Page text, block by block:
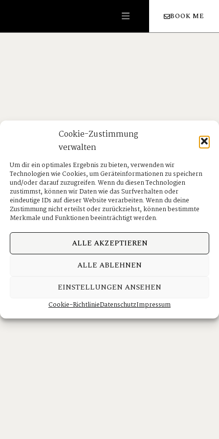
Cookie-Zustimmung
verwalten
Um dir ein optimales Ergebnis zu bieten, verwenden wir
Technologien wie Cookies, um Geräteinformationen zu speichern
und/oder darauf zuzugreifen. Wenn du diesen Technologien
zustimmst, können wir Daten wie das Surfverhalten oder
eindeutige IDs auf dieser Website verarbeiten. Wenn du deine
Zustimmung nicht erteilst oder zurückziehst, können bestimmte
Merkmale und Funktionen beeinträchtigt werden.
ALLE AKZEPTIEREN
ALLE ABLEHNEN
EINSTELLUNGEN ANSEHEN
Cookie-RichtlinieDatenschutzImpressum
BOOK ME